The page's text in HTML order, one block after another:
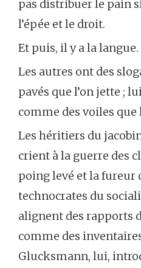
pas distribuer le pain
l’épée et le droit.
Et puis, il y a la langue.
Les autres ont des
pavés que l’on jette ;
comme des voiles que
Les héritiers du
crient à la guerre des
poing levé et la fureur
technocrates du
alignent des rapports
comme des
Glucksmann, lui,